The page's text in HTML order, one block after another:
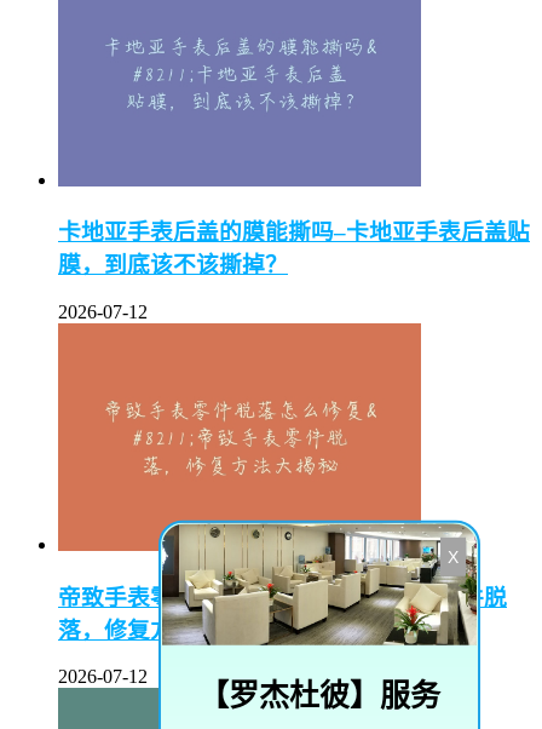
卡地亚手表后盖的膜能撕吗–卡地亚手表后盖贴
膜，到底该不该撕掉？
2026-07-12
帝致手表零件脱落怎么修复–帝致手表零件脱
落，修复方法大揭秘
2026-07-12
X
【罗杰杜彼】服务